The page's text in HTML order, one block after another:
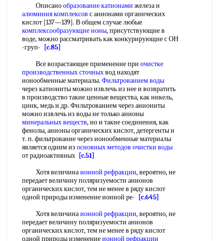
Описанообразование катионами железа и
алюминия комплексов с анионами органических
кислот [137—139]. В общем случае любые
комплексообразующие ионы, присутствующие в
воде, можно рассматривать как конкурирующие с ОН
-груп-
[c.85]
Все возрастающее применение при очистке
производственных сточныхвод находят
ионообменные материалы. Фильтрованием воды
через катиониты можно извлечь из нее и возвратить
в производство такие ценные вещества, как никель,
цинк, медь и др. Фильтрованием через аниониты
можно извлечь из воды не только анионы
минеральных веществ, но и такие соединения, как
фенолы, анионы органических кислот, детергенты и
т. п. фильтрование через ионообменные материалы
является одним из основных методов очистки воды
от радиоактивных [c.51]
Хотя величинаионной рефракции, вероятно, не
передает величину поляризуемости анионов
органических кислот, тем ие менее в ряду кислот
одной природы изменение ионной ре-
[c.645]
Хотя величинаионной рефракции, вероятно, не
передает величину поляризуемости анионов
органических кислот, тем не менее в ряду кислот
одной природы изменениеионной рефракции